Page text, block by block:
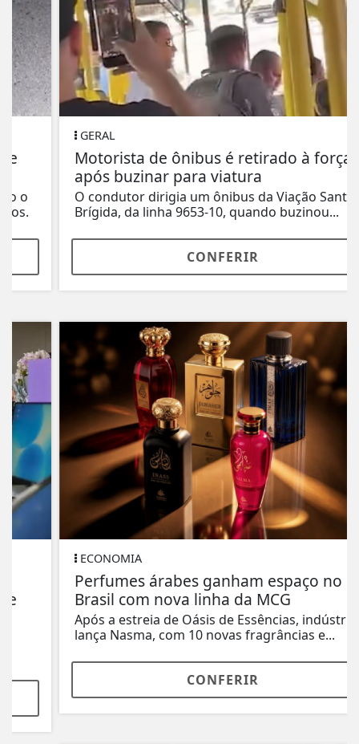
Motorista de ônibus é retirado à força
após buzinar para viatura
O condutor dirigia um ônibus da Viação Santa
Brígida, da linha 9653-10, quando buzinou...
CONFERIR
ECONOMIA
Perfumes árabes ganham espaço no
Brasil com nova linha da MCG
Após a estreia de Oásis de Essências, indústria
lança Nasma, com 10 novas fragrâncias e...
CONFERIR